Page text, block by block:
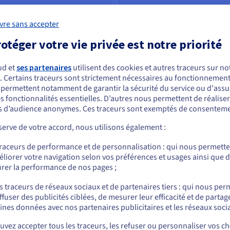
stockés pour la durée du
Adaptateur numérique
Installation automatique
Portabilité du numéro
Numéro géographique
Numéros
services professionnels pour vous
​​​​​​​Envoyer des Fax via
semblez être localisé en États-Unis.
commander, rendez-vous sur le site de votre pays (États-Unis) et créez un
us.ovhcloud.com/
Anglais USD - $
ou
sur le site actuel
sans accepter
votre vie privée est notre priorité
etses partenaires utilisent des cookies et autres traceurs sur
Certains traceurs sont strictement nécessaires au
notamment de garantir la sécurité du service ou
fonctionnalités essentielles. D’autres nous permettent de
d’audience anonymes. Ces traceurs sont exemptés de
de votre accord, nous utilisons également :
de performance et de personnalisation : qui nous
votre navigation selon vos préférences et usages ainsi que
la performance de nos pages ;
traceurs de réseaux sociaux et de partenaires tiers : qui nous
des publicités ciblées, de mesurer leur efficacité et de
données avec nos partenaires publicitaires et les réseaux
accepter tous les traceurs, les refuser ou personnaliser vos